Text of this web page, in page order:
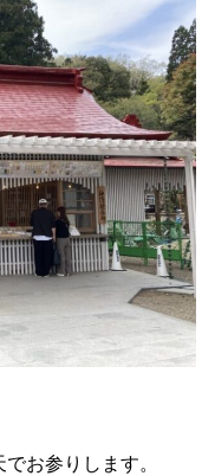
お参りします。